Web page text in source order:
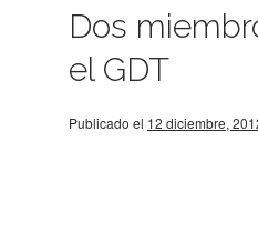
Dos
el GDT
Publicado el 12 diciembre,